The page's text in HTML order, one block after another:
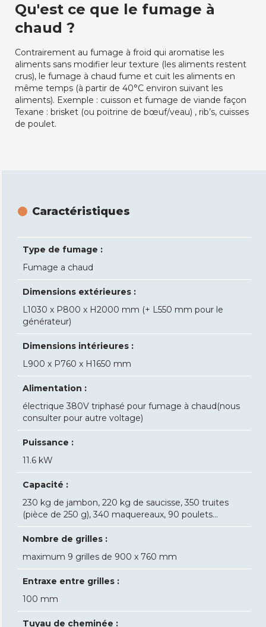
Qu'est ce que le fumage à
chaud ?
Contrairement au fumage à froid qui aromatise les
aliments sans modifier leur texture (les aliments restent
crus), le fumage à chaud fume et cuit les aliments en
même temps (à partir de 40°C environ suivant les
aliments). Exemple : cuisson et fumage de viande façon
Texane : brisket (ou poitrine de bœuf/veau) , rib’s, cuisses
de poulet.
Caractéristiques
Type de fumage :
Fumage a chaud
Dimensions extérieures :
L1030 x P800 x H2000 mm (+ L550 mm pour le
générateur)
Dimensions intérieures :
L900 x P760 x H1650 mm
Alimentation :
électrique 380V triphasé pour fumage à chaud(nous
consulter pour autre voltage)
Puissance :
11.6 kW
Capacité :
230 kg de jambon, 220 kg de saucisse, 350 truites
(pièce de 250 g), 340 maquereaux, 90 poulets...
Nombre de grilles :
maximum 9 grilles de 900 x 760 mm
Entraxe entre grilles :
100 mm
Tuyau de cheminée :